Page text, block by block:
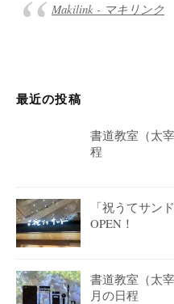
Makilink - マキリンク
最近の投稿
書道教室（太
程
「祝うてサン
OPEN！
書道教室（太
月の日程